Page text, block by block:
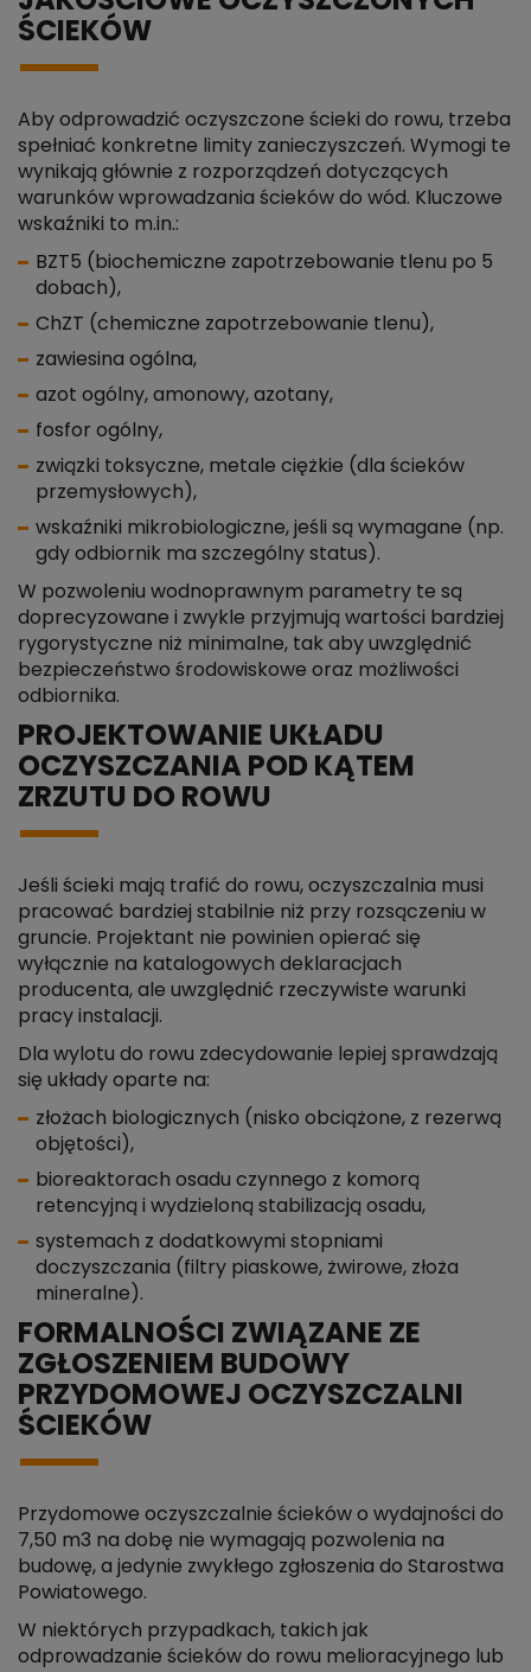
ŚCIEKÓW
Aby odprowadzić oczyszczone ścieki do rowu, trzeba
spełniać konkretne limity zanieczyszczeń. Wymogi te
wynikają głównie z rozporządzeń dotyczących
warunków wprowadzania ścieków do wód. Kluczowe
wskaźniki to m.in.:
BZT5 (biochemiczne zapotrzebowanie tlenu po 5
dobach),
ChZT (chemiczne zapotrzebowanie tlenu),
zawiesina ogólna,
azot ogólny, amonowy, azotany,
fosfor ogólny,
związki toksyczne, metale ciężkie (dla ścieków
przemysłowych),
wskaźniki mikrobiologiczne, jeśli są wymagane (np.
gdy odbiornik ma szczególny status).
W pozwoleniu wodnoprawnym parametry te są
doprecyzowane i zwykle przyjmują wartości bardziej
rygorystyczne niż minimalne, tak aby uwzględnić
bezpieczeństwo środowiskowe oraz możliwości
odbiornika.
PROJEKTOWANIE UKŁADU
OCZYSZCZANIA POD KĄTEM
ZRZUTU DO ROWU
Jeśli ścieki mają trafić do rowu, oczyszczalnia musi
pracować bardziej stabilnie niż przy rozsączeniu w
gruncie. Projektant nie powinien opierać się
wyłącznie na katalogowych deklaracjach
producenta, ale uwzględnić rzeczywiste warunki
pracy instalacji.
Dla wylotu do rowu zdecydowanie lepiej sprawdzają
się układy oparte na:
złożach biologicznych (nisko obciążone, z rezerwą
objętości),
bioreaktorach osadu czynnego z komorą
retencyjną i wydzieloną stabilizacją osadu,
systemach z dodatkowymi stopniami
doczyszczania (filtry piaskowe, żwirowe, złoża
mineralne).
FORMALNOŚCI ZWIĄZANE ZE
ZGŁOSZENIEM BUDOWY
PRZYDOMOWEJ OCZYSZCZALNI
ŚCIEKÓW
Przydomowe oczyszczalnie ścieków o wydajności do
7,50 m3 na dobę nie wymagają pozwolenia na
budowę, a jedynie zwykłego zgłoszenia do Starostwa
Powiatowego.
W niektórych przypadkach, takich jak
odprowadzanie ścieków do rowu melioracyjnego lub